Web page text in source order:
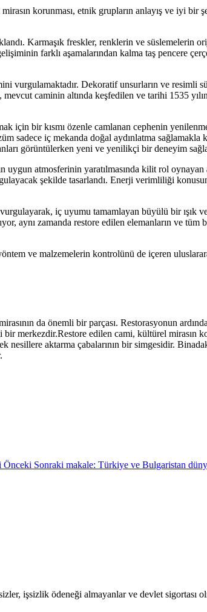
korunması, etnik grupların anlayış ve iyi bir
Karmaşık freskler, renklerin ve süslemelerin
farklı aşamalarından kalma taş pencere
vurgulamaktadır. Dekoratif unsurların ve resimli
caminin altında keşfedilen ve tarihi 1535
için bir kısmı özenle camlanan cephenin
iç mekanda doğal aydınlatma sağlamakla
görüntülerken yeni ve yenilikçi bir deneyim
uygun atmosferinin yaratılmasında kilit rol
şekilde tasarlandı. Enerji verimliliği
iç uyumu tamamlayan büyülü bir ışık
aynı zamanda restore edilen elemanların ve
ve malzemelerin kontrolünü de içeren
da önemli bir parçası. Restorasyonun
merkezdir.Restore edilen cami, kültürel mirasın
aktarma çabalarının bir simgesidir.
Önceki Sonraki makale: Türkiye ve Bulgaristan
işsizlik ödeneği almayanlar ve devlet sigortası